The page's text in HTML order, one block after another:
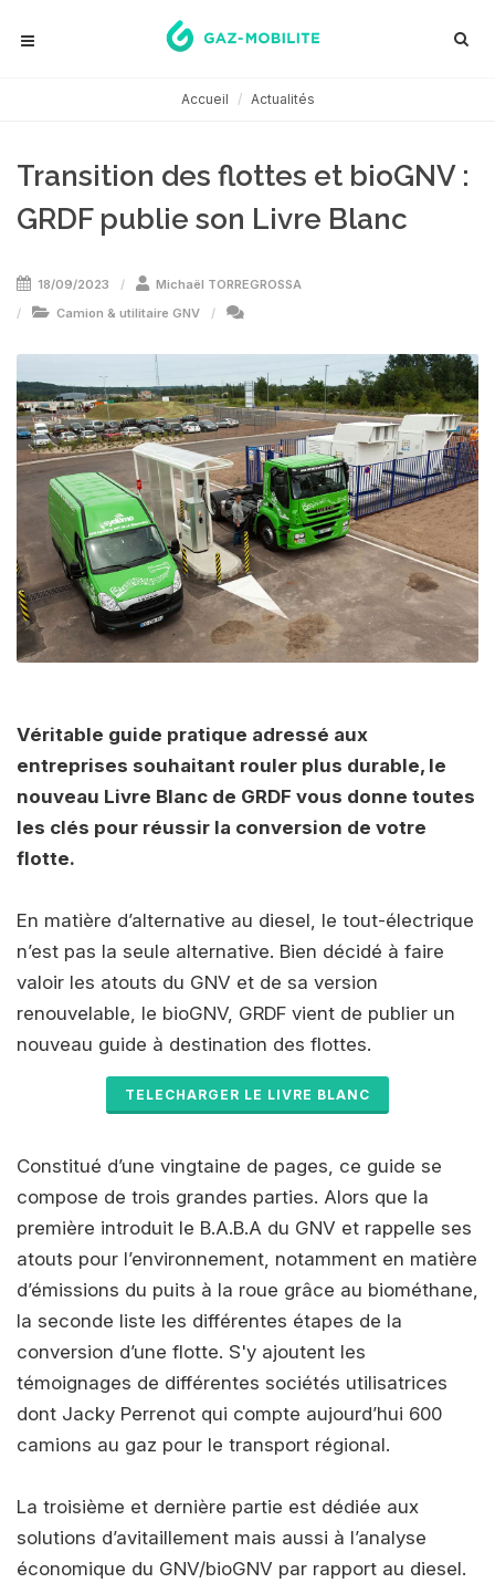
Accueil Actualités
Transition des flottes et bioGNV :
GRDF publie son Livre Blanc
18/09/2023
Michaël TORREGROSSA
Camion & utilitaire GNV
Véritable guide pratique adressé aux
entreprises souhaitant rouler plus durable, le
nouveau Livre Blanc de GRDF vous donne toutes
les clés pour réussir la conversion de votre
flotte.
En matière d’alternative au diesel, le tout-électrique
n’est pas la seule alternative. Bien décidé à faire
valoir les atouts du GNV et de sa version
renouvelable, le bioGNV, GRDF vient de publier un
nouveau guide à destination des flottes.
TELECHARGER LE LIVRE BLANC
Constitué d’une vingtaine de pages, ce guide se
compose de trois grandes parties. Alors que la
première introduit le B.A.B.A du GNV et rappelle ses
atouts pour l’environnement, notamment en matière
d’émissions du puits à la roue grâce au biométhane,
la seconde liste les différentes étapes de la
conversion d’une flotte. S'y ajoutent les
témoignages de différentes sociétés utilisatrices
dont Jacky Perrenot qui compte aujourd’hui 600
camions au gaz pour le transport régional.
La troisième et dernière partie est dédiée aux
solutions d’avitaillement mais aussi à l’analyse
économique du GNV/bioGNV par rapport au diesel.